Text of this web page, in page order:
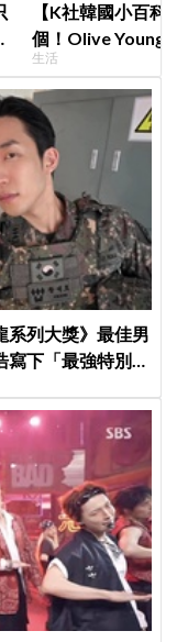
【K社韓國小百
個！Olive Young
遊客，機場「人
生活
系列大獎》最佳男
下「最強特別出